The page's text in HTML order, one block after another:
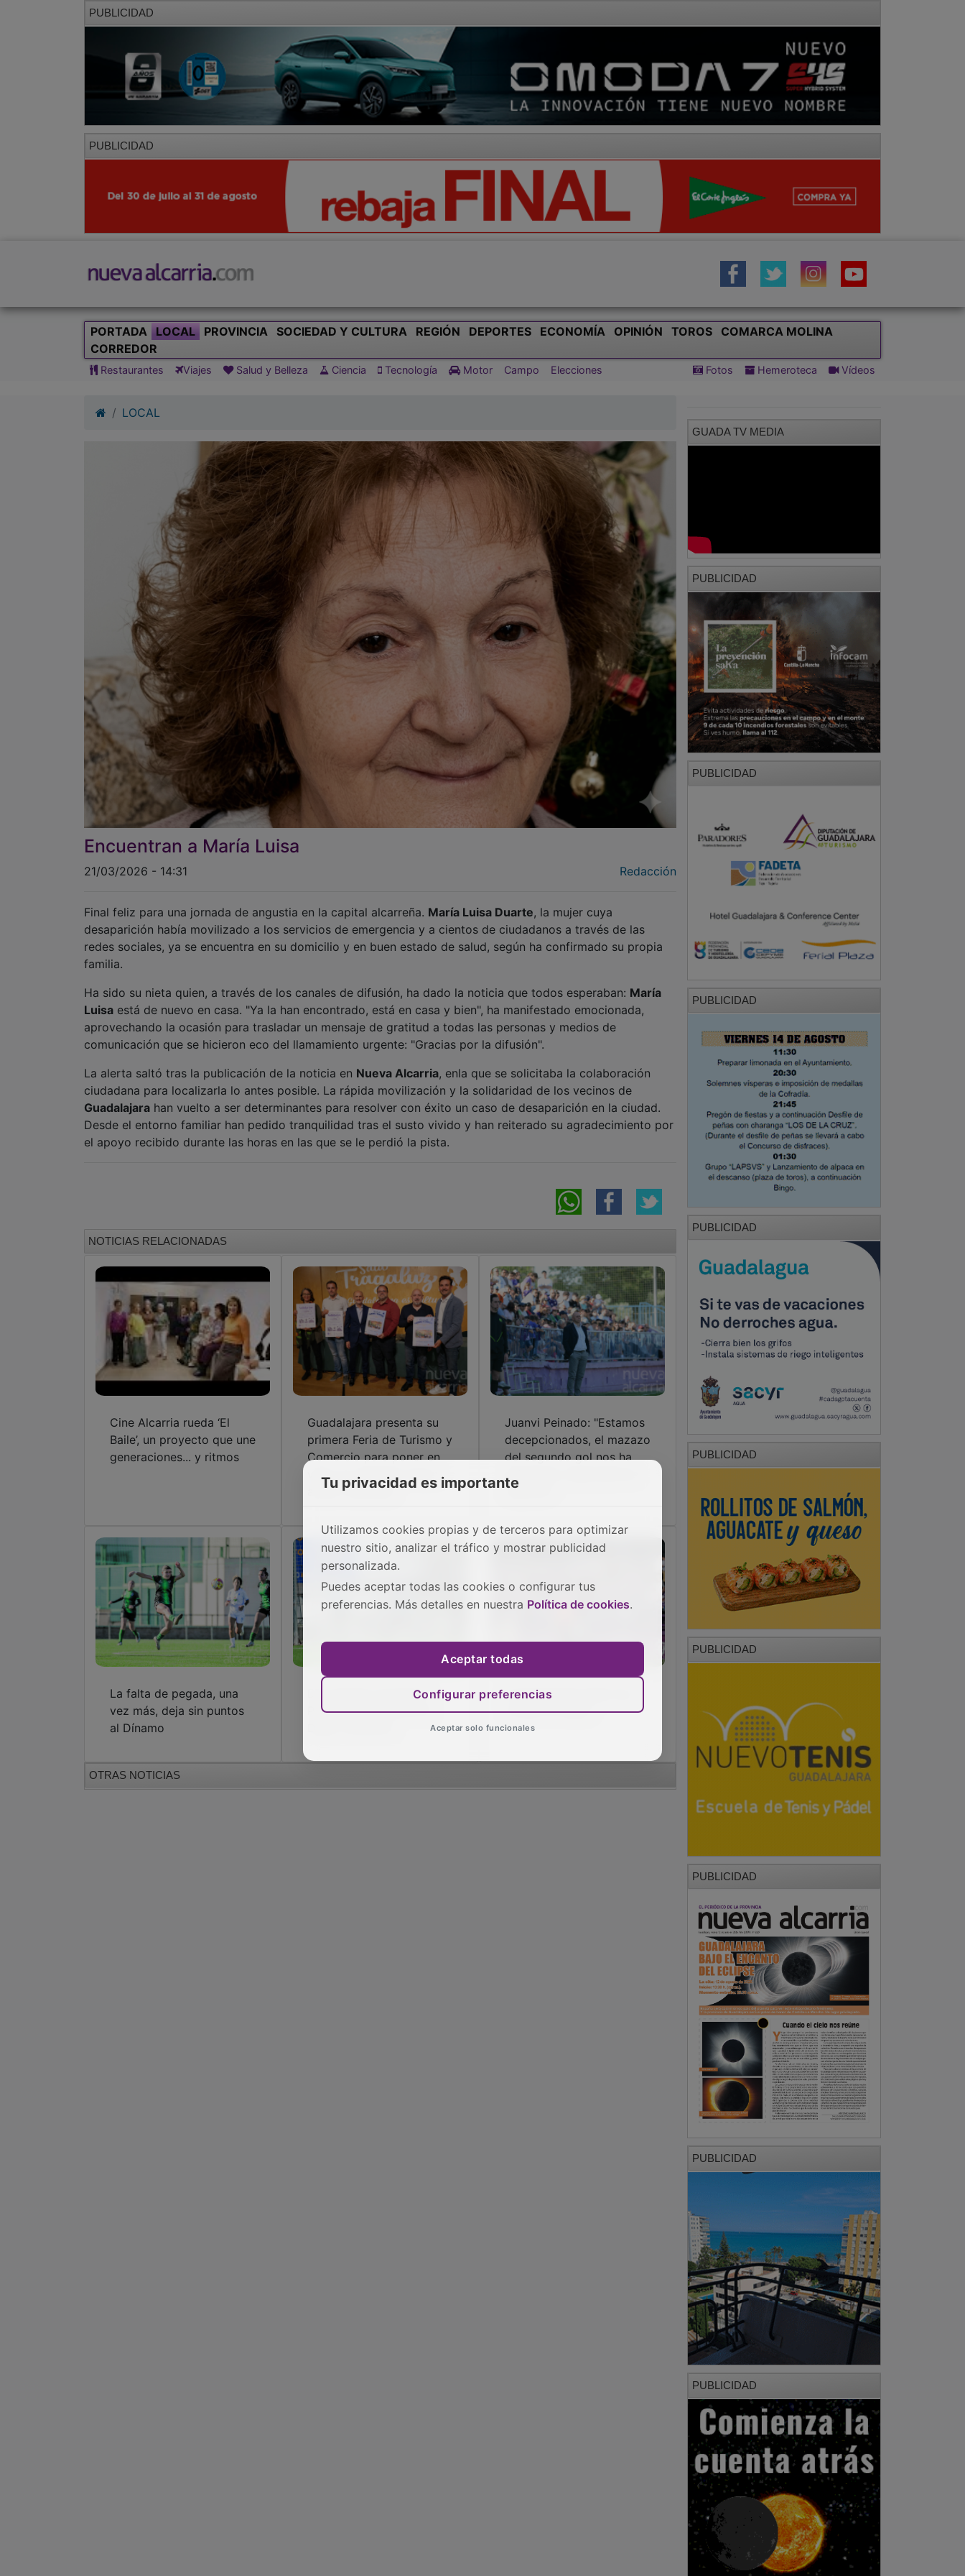
PUBLICIDAD
PUBLICIDAD
PORTADA LOCAL PROVINCIA SOCIEDAD Y CULTURA REGIÓN DEPORTES ECONOMÍA OPINIÓN TOROS
COMARCA MOLINA
CORREDOR
Restaurantes Viajes Salud y Belleza Ciencia Tecnología Motor Campo Elecciones Fotos Hemeroteca Vídeos
LOCAL
Encuentran a María Luisa
21/03/2026 - 14:31 Redacción
Final feliz para una jornada de angustia en la capital alcarreña. María Luisa Duarte, la mujer cuya
desaparición había movilizado a los servicios de emergencia y a cientos de ciudadanos a través de las
redes sociales, ya se encuentra en su domicilio y en buen estado de salud, según ha confirmado su propia
familia.
Ha sido su nieta quien, a través de los canales de difusión, ha dado la noticia que todos esperaban: María
Luisa está de nuevo en casa. "Ya la han encontrado, está en casa y bien", ha manifestado emocionada,
aprovechando la ocasión para trasladar un mensaje de gratitud a todas las personas y medios de
comunicación que se hicieron eco del llamamiento urgente: "Gracias por la difusión".
La alerta saltó tras la publicación de la noticia en Nueva Alcarria, enla que se solicitaba la colaboración
ciudadana para localizarla lo antes posible. La rápida movilización y la solidaridad de los vecinos de
Guadalajara han vuelto a ser determinantes para resolver con éxito un caso de desaparición en la ciudad.
Desde el entorno familiar han pedido tranquilidad tras el susto vivido y han reiterado su agradecimiento por
el apoyo recibido durante las horas en las que se le perdió la pista.
NOTICIAS RELACIONADAS
Cine Alcarria rueda ‘El
Baile’, un proyecto que une
generaciones... y ritmos
Guadalajara presenta su
primera Feria de Turismo y
Comercio para poner en
valor el comercio local y
atraer visitantes
Juanvi Peinado: "Estamos
decepcionados, el mazazo
del segundo gol nos ha
dejado sin capacidad de
reacción"
La falta de pegada, una
vez más, deja sin puntos
al Dínamo
Dos golazos de Sara y
Pérez dan la victoria al
El Pontevedra deja muy
tocado al Dépor
OTRAS NOTICIAS
GUADA TV MEDIA
PUBLICIDAD
PUBLICIDAD
PUBLICIDAD
PUBLICIDAD
PUBLICIDAD
PUBLICIDAD
PUBLICIDAD
PUBLICIDAD
PUBLICIDAD
Tu privacidad es importante
Utilizamos cookies propias y de terceros para optimizar
nuestro sitio, analizar el tráfico y mostrar publicidad
personalizada.
Puedes aceptar todas las cookies o configurar tus
preferencias. Más detalles en nuestra Política de cookies.
Aceptar todas
Configurar preferencias
Aceptar solo funcionales